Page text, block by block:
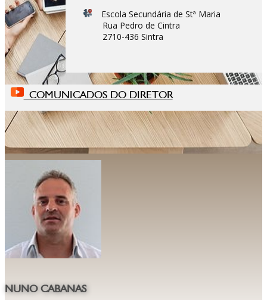
Escola Secundária de Stª Maria
Rua Pedro de Cintra
2710-436 Sintra
COMUNICADOS DO DIRETOR
NUNO CABANAS